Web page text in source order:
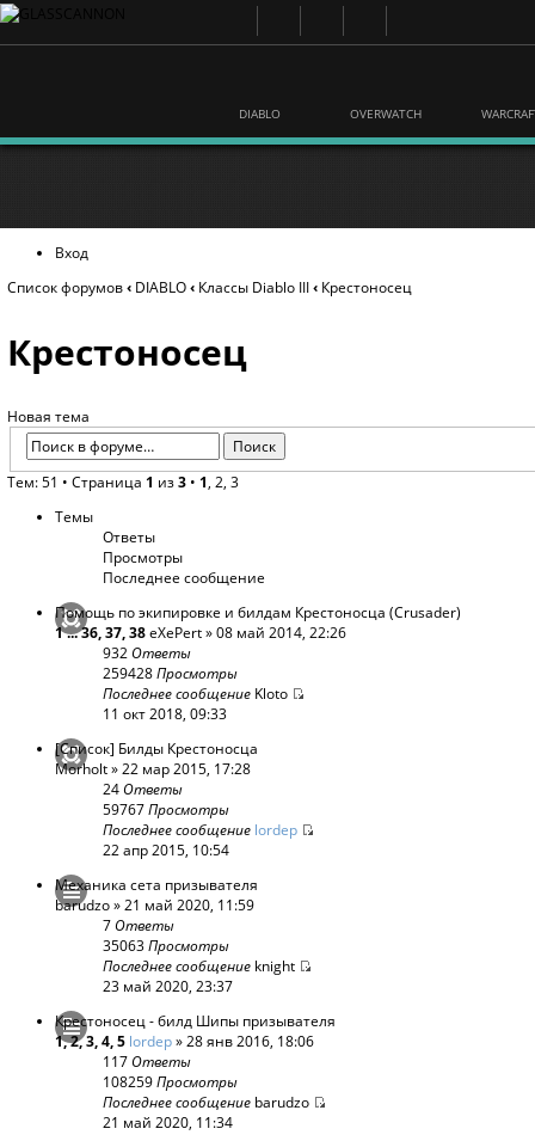
DIABLO OVERWATCH
Вход
Список форумов‹ DIABLO‹ Классы Diablo III‹ Крестоносец
Крестоносец
Новая тема
Тем: 51 • Страница 1 из3 • 1, 2, 3
Темы
Ответы
Просмотры
Последнее сообщение
Помощь по экипировке и билдам Крестоносца (Crusader)
1...36,37,38eXePert» 08 май 2014, 22:26
932Ответы
259428Просмотры
Последнее сообщение Kloto
11 окт 2018, 09:33
[Список] Билды Крестоносца
Morholt» 22 мар 2015, 17:28
24Ответы
59767Просмотры
Последнее сообщение lordep
22 апр 2015, 10:54
Механика сета призывателя
barudzo» 21 май 2020, 11:59
7Ответы
35063Просмотры
Последнее сообщение knight
23 май 2020, 23:37
Крестоносец - билд Шипы призывателя
1,2,3,4,5 lordep» 28 янв 2016, 18:06
117Ответы
108259Просмотры
Последнее сообщение barudzo
21 май 2020, 11:34